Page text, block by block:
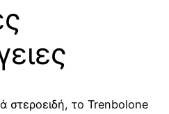
στεροειδή, το Trenbolone